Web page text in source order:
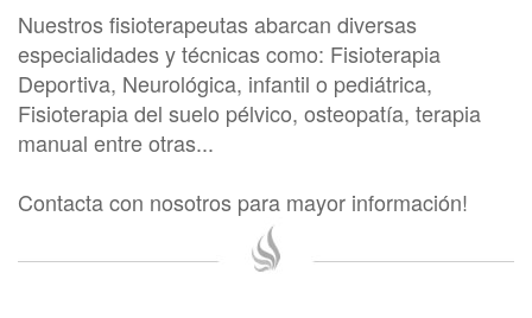
Nuestros fisioterapeutas abarcan diversas
especialidades y técnicas como: Fisioterapia
Deportiva, Neurológica, infantil o pediátrica,
Fisioterapia del suelo pélvico, osteopatía, terapia
manual entre otras...
Contacta con nosotros para mayor información!